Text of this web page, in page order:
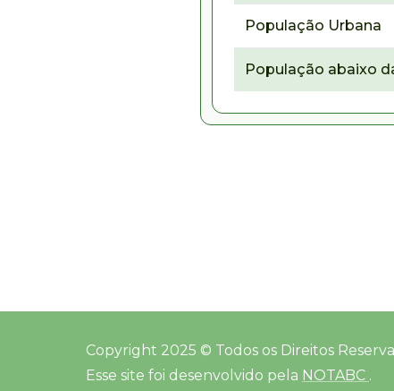
População Urbana
População abaixo
Copyright 2025 © Todos os Direitos
Esse site foi desenvolvido pela NOTABC .